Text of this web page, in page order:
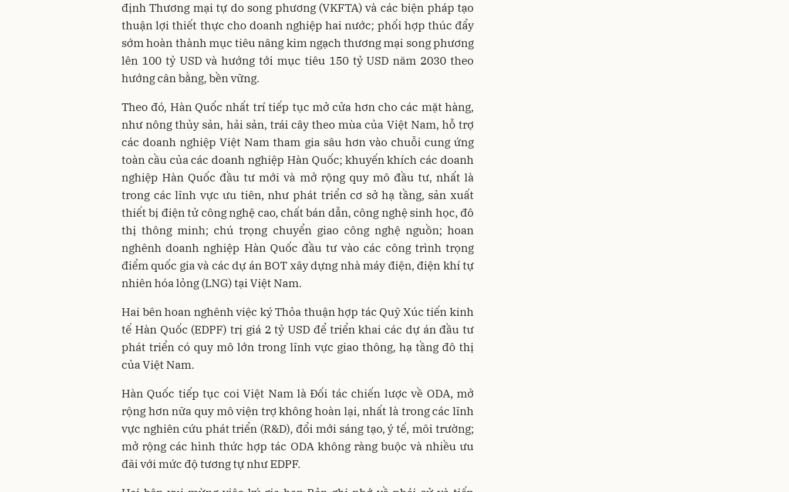
định Thương mại tự do song phương (VKFTA) và các biện pháp tạo
thuận lợi thiết thực cho doanh nghiệp hai nước; phối hợp thúc đẩy
sớm hoàn thành mục tiêu nâng kim ngạch thương mại song phương
lên 100 tỷ USD và hướng tới mục tiêu 150 tỷ USD năm 2030 theo
hướng cân bằng, bền vững.
Theo đó, Hàn Quốc nhất trí tiếp tục mở cửa hơn cho các mặt hàng,
như nông thủy sản, hải sản, trái cây theo mùa của Việt Nam, hỗ trợ
các doanh nghiệp Việt Nam tham gia sâu hơn vào chuỗi cung ứng
toàn cầu của các doanh nghiệp Hàn Quốc; khuyến khích các doanh
nghiệp Hàn Quốc đầu tư mới và mở rộng quy mô đầu tư, nhất là
trong các lĩnh vực ưu tiên, như phát triển cơ sở hạ tầng, sản xuất
thiết bị điện tử công nghệ cao, chất bán dẫn, công nghệ sinh học, đô
thị thông minh; chú trọng chuyển giao công nghệ nguồn; hoan
nghênh doanh nghiệp Hàn Quốc đầu tư vào các công trình trọng
điểm quốc gia và các dự án BOT xây dựng nhà máy điện, điện khí tự
nhiên hóa lỏng (LNG) tại Việt Nam.
Hai bên hoan nghênh việc ký Thỏa thuận hợp tác Quỹ Xúc tiến kinh
tế Hàn Quốc (EDPF) trị giá 2 tỷ USD để triển khai các dự án đầu tư
phát triển có quy mô lớn trong lĩnh vực giao thông, hạ tầng đô thị
của Việt Nam.
Hàn Quốc tiếp tục coi Việt Nam là Đối tác chiến lược về ODA, mở
rộng hơn nữa quy mô viện trợ không hoàn lại, nhất là trong các lĩnh
vực nghiên cứu phát triển (R&D), đổi mới sáng tạo, ý tế, môi trường;
mở rộng các hình thức hợp tác ODA không ràng buộc và nhiều ưu
đãi với mức độ tương tự như EDPF.